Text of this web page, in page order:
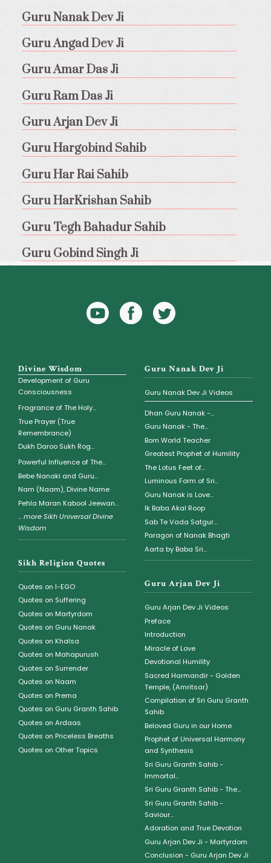
Guru Nanak Dev Ji
Guru Angad Dev Ji
Guru Amar Das Ji
Guru Ram Das Ji
Guru Arjan Dev Ji
Guru Hargobind Sahib
Guru Har Rai Sahib
Guru HarKrishan Sahib
Guru Tegh Bahadur Sahib
Guru Gobind Singh Ji
YouTube
Facebook
Icon
Icon
Divine Wisdom
Development of Guru
Consciousness
Fragrance of The Holy...
True Prayer (True
Remembrance)
Dukh Daroo Sukh Rog...
Powerful Influence of The...
Bebe Nanaki and Guru...
Nam (Naam), Divine Name
Pehla Maran Kabool Jeewan...
...more Sikh Universal Divine
Wisdom
Sikh Religion Quotes
Quotes on I-EGO
Quotes on Suffering
Quotes on Martyrdom
Quotes on Guru Nanak
Quotes on Khalsa
Quotes on Mahapurush
Quotes on Surrender
Quotes on Naam
Quotes on Prema
Quotes on Guru Granth Sahib
Quotes on Ardaas
Quotes on Priceless Breaths
Quotes on Other Topics
Guru Nanak Dev Ji
Guru Nanak Dev Ji Videos
Dhan Guru Nanak -...
Guru Nanak - The...
Born World Teacher
Greatest Prophet of Humility
The Lotus Feet of...
Luminous Form of Sri...
Guru Nanak is Love...
Ik Baba Akal Roop
Sab Te Vada Satgur...
Paragon of Nanak Bhagti
Aarta by Baba Sri...
Guru Arjan Dev Ji
Guru Arjan Dev Ji Videos
Preface
Introduction
Miracle of Love
Devotional Humility
Sacred Harmandir - Golden
Temple, (Amritsar)
Compilation of Sri Guru Granth
Sahib
Beloved Guru in our Home
Prophet of Universal Harmony
and Synthesis
Sri Guru Granth Sahib -
Immortal...
Sri Guru Granth Sahib - The...
Sri Guru Granth Sahib -
Saviour...
Adoration and True Devotion
Guru Arjan Dev Ji - Martyrdom
Conclusion - Guru Arjan Dev Ji